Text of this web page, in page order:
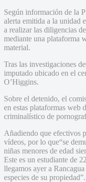
Según información de la
alerta emitida a la unidad
a realizar las diligencias
mediante una plataforma
material.
Tras las investigaciones
imputado ubicado en el
O’Higgins.
Sobre el detenido, el
en estas plataformas web
criminalístico de
Añadiendo que efectivos
vídeos, por lo que“se
niñas menores de edad
Este es un estudiante de
llegamos ayer a
especies de su propiedad”.